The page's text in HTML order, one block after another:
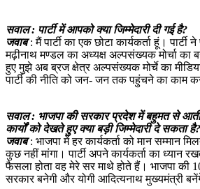
सवाल : पार्टी में आपको क्या जिम्मेदारी दी गई है?
जवाब: मैं पार्टी का एक छोटा कार्यकर्ता हूं।
मढ़ीनाथ मण्डल का अध्यक्ष अल्पसंख्यक मोर्चा का
हुए मुझे अब ब्रज क्षेत्र अल्पसंख्यक मोर्चे का
पार्टी की नीति को जन- जन तक पहुंचने का काम
सवाल : भाजपा की सरकार प्रदेश में बहुमत से
कार्यों को देखते हुए क्या बड़ी जिम्मेदारी दे सकता है?
जवाब: भाजपा में हर कार्यकर्ता को मान सम्मान
कुछ नहीं मांगा। पार्टी अपने कार्यकर्ता का ध्यान
फैसला होता वह मेरे सर माथे होते हैं। भाजपा की
सरकार बनेगी और योगी आदित्यनाथ मुख्यमंत्री